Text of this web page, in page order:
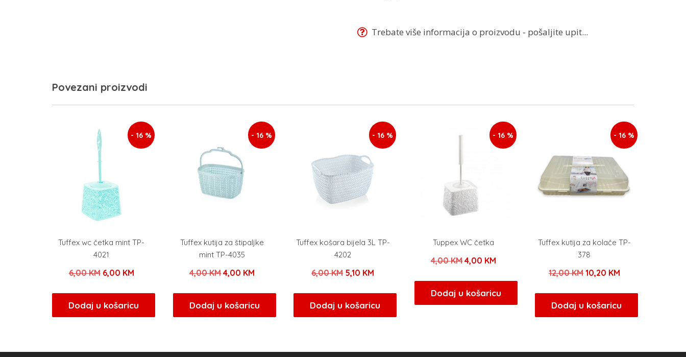
Trebate više informacija o proizvodu - pošaljite upit...
Povezani proizvodi
- 16 %
Tuffex wc četka mint TP-
4021
6,00KM Izvorna
bila
je:
6,00 KMTrenutna
je:
6,00 KM.
Dodaj u košaricu
- 16 %
Tuffex kutija za štipaljke
mint TP-4035
4,00KMIzvorna
bila
je:
4,00 KM
je:
4,00 KM.
Dodaj u košaricu
- 16 %
Tuffex košara bijela 3L TP-
4202
6,00KM Izvorna
bila
je:
5,10 KM
je:
5,10 KM.
Dodaj u košaricu
- 16 %
Tuppex WC četka
4,00KMIzvorna
bila
je:
4,00 KM
je:
4,00 KM.
Dodaj u košaricu
- 16 %
Tuffex kutija za kolače TP-
378
12,00KM Izvorna
bila
je:
10,20 KMTrenutna
je:
10,20 KM.
Dodaj u košaricu